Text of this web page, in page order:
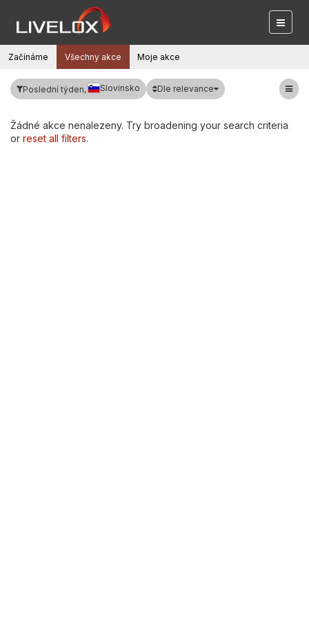
Začínáme Všechny akce Moje akce
Poslední týden, Slovinsko Dle relevance
Žádné akce nenalezeny. Try broadening your search criteria
or reset all filters.